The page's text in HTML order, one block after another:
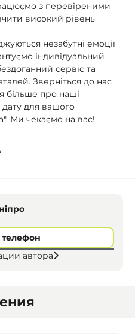
з перевіреними
високий рівень
незабутні емоції
індивідуальний
сервіс та
Зверніться до нас
більше про наші
дату для вашого
Ми чекаємо на вас!
телефон
автора